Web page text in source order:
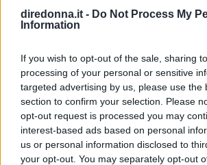
diredonna.it - Do Not Process My
Information
If you wish to opt-out of the sale, sharing
processing of your personal or sensitive
targeted advertising by us, please use the
section to confirm your selection. Please
opt-out request is processed you may
interest-based ads based on personal
us or personal information disclosed to
your opt-out. You may separately opt-out
meno utili. Dieta povera di fibre, che
intestinale. Come prendersene cura La
il microbiota risponde rapidamente ai
scelte concrete fanno la differenza in
Varietà vegetale: più tipi di verdure cotte,
diversi nutrono una flora più ricca. Fibre
verdure di stagione e legumi ben
nutrimento dei batteri buoni. Alimenti